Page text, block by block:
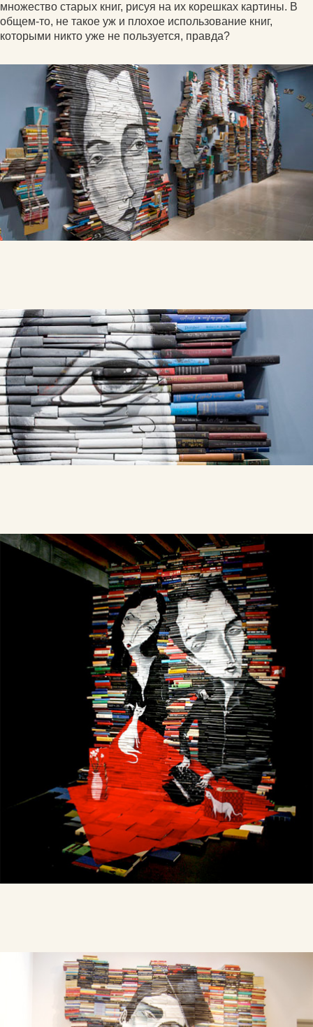
множество старых книг, рисуя на их корешках картины. В
общем-то, не такое уж и плохое использование книг,
которыми никто уже не пользуется, правда?